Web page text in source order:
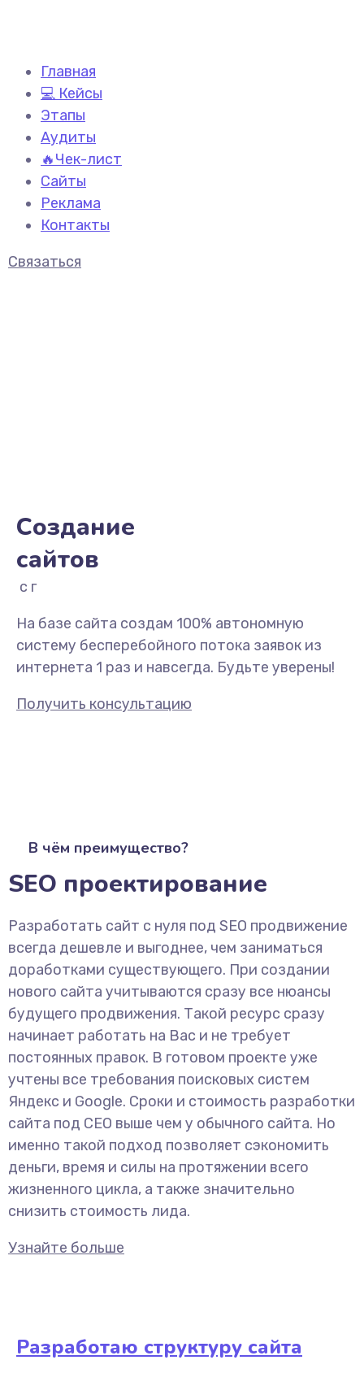
Главная
💻 Кейсы
Этапы
Аудиты
🔥Чек-лист
Сайты
Реклама
Контакты
Связаться
Создание
сайтов
с гаранти
На базе сайта создам 100% автономную
систему бесперебойного потока заявок из
интернета 1 раз и навсегда. Будьте уверены!
Получить консультацию
В чём преимущество?
SEO проектирование
Разработать сайт с нуля под SEO продвижение
всегда дешевле и выгоднее, чем заниматься
доработками существующего. При создании
нового сайта учитываются сразу все нюансы
будущего продвижения. Такой ресурс сразу
начинает работать на Вас и не требует
постоянных правок. В готовом проекте уже
учтены все требования поисковых систем
Яндекс и Google. Сроки и стоимость разработки
сайта под СЕО выше чем у обычного сайта. Но
именно такой подход позволяет сэкономить
деньги, время и силы на протяжении всего
жизненного цикла, а также значительно
снизить стоимость лида.
Узнайте больше
Разработаю структуру сайта